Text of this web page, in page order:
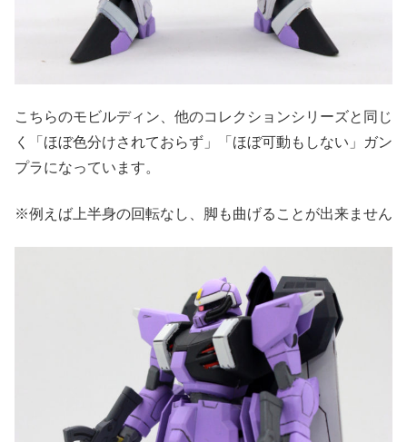
こちらのモビルディン、他のコレクションシリーズと同じ
く「ほぼ色分けされておらず」「ほぼ可動もしない」ガン
プラになっています。
※例えば上半身の回転なし、脚も曲げることが出来ません